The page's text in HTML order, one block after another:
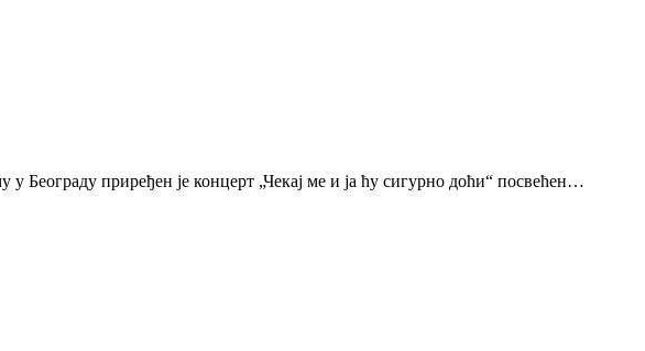
приређен је концерт „Чекај ме и ја ћу сигурно доћи“ посвећен…